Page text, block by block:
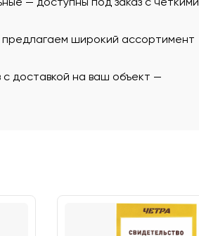
широкий ассортимент
доставкой на ваш объект —